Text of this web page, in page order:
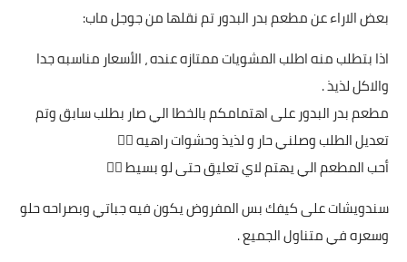
بعض الاراء عن مطعم بدر البدور تم نقلها من جوجل ماب:
اذا بتطلب منه اطلب المشويات ممتازه عنده ، الأسعار مناسبه جدا
والاكل لذيذ .
مطعم بدر البدور على اهتمامكم بالخطا الي صار بطلب سابق وتم
تعديل الطلب وصلني حار و لذيذ وحشوات راهيه 👌🏻
أحب المطعم الي يهتم لاي تعليق حتى لو بسيط 👍🏻
سندويشات على كيفك بس المفروض يكون فيه جباتي وبصراحه حلو
وسعره في متناول الجميع .